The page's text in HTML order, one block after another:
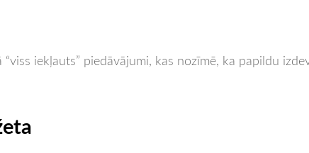
iekļauts” piedāvājumi, kas nozīmē, ka papildu